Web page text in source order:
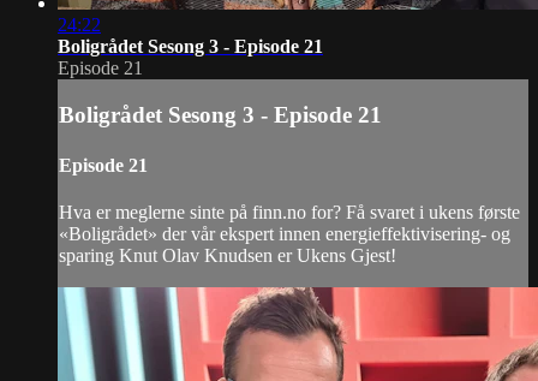
24:22
Boligrådet Sesong 3 - Episode 21
Episode 21
Boligrådet Sesong 3 - Episode 21
Episode 21
Hva er meglerne sinte på finn.no for? Få svaret i ukens første
«Boligrådet» der vår ekspert innen energieffektivisering- og
sparing Knut Olav Knudsen er Ukens Gjest!